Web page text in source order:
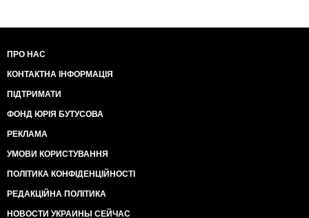
ПРО НАС
КОНТАКТНА ІНФОРМАЦІЯ
ПІДТРИМАТИ
ФОНД ЮРІЯ БУТУСОВА
РЕКЛАМА
УМОВИ КОРИСТУВАННЯ
ПОЛІТИКА КОНФІДЕНЦІЙНОСТІ
РЕДАКЦІЙНА ПОЛІТИКА
НОВОСТИ УКРАИНЫ СЕЙЧАС